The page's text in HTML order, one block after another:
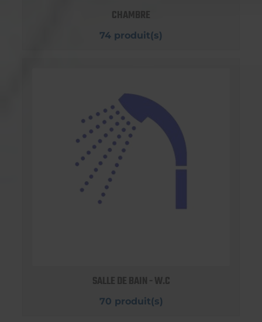
CHAMBRE
74 produit(s)
SALLE DE BAIN - W.C
70 produit(s)